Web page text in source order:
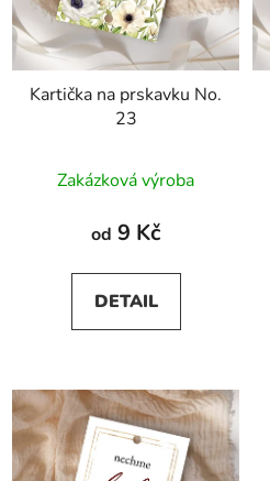
Kartička na prskavku No.
23
Zakázková výroba
od 9 Kč
DETAIL